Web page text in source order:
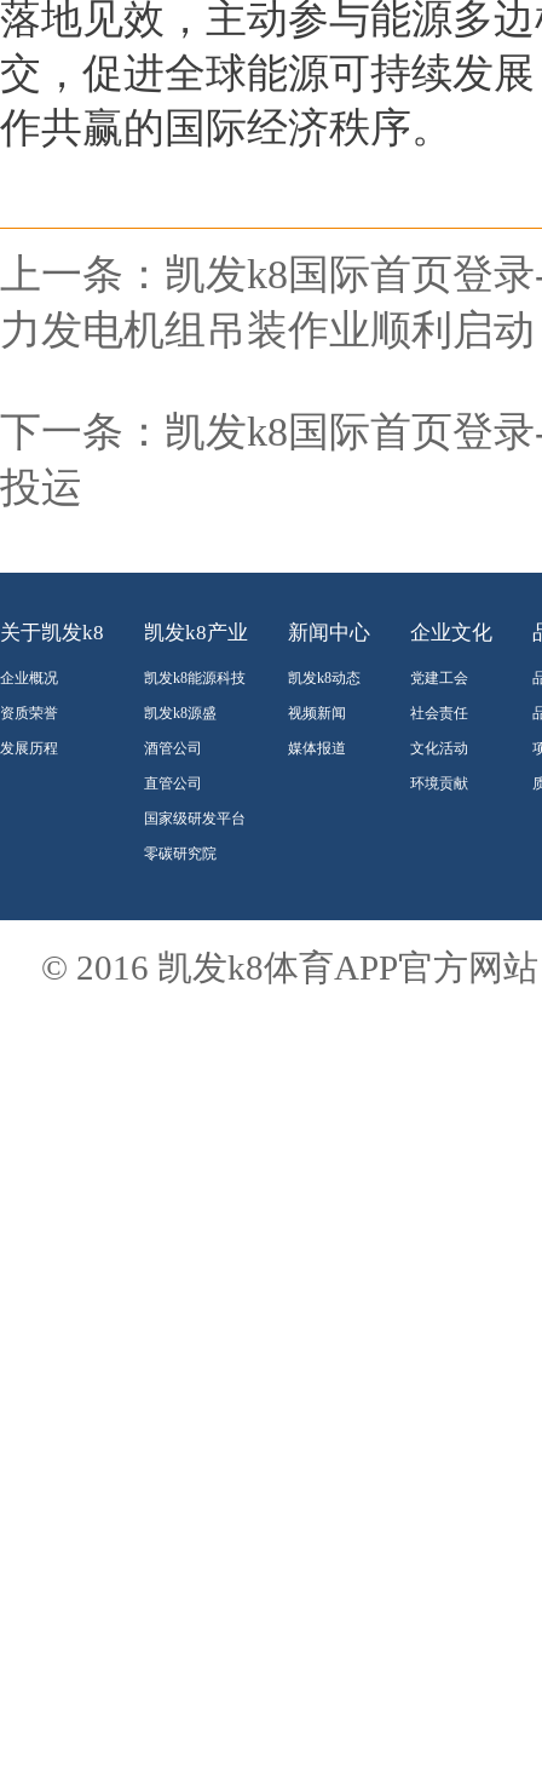
落地见效，主动参与能源多
交，促进全球能源可持续发
作共赢的国际经济秩序。
上一条： 凯发k8国际首页登
力发电机组吊装作业顺利启动
下一条： 凯发k8国际首页登
投运
关于凯发k8
企业概况
资质荣誉
发展历程
凯发k8产业
凯发k8能源科技
凯发k8源盛
酒管公司
直管公司
国家级研发平台
零碳研究院
新闻中心
凯发k8动态
视频新闻
媒体报道
企业文化
党建工会
社会责任
文化活动
环境贡献
© 2016 凯发k8体育APP官方网